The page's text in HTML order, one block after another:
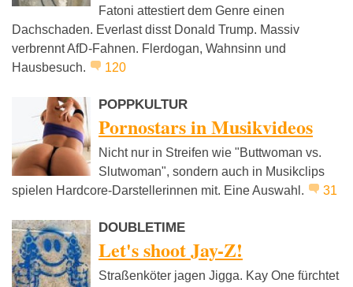
Fatoni attestiert dem Genre einen
Dachschaden. Everlast disst Donald Trump. Massiv
verbrennt AfD-Fahnen. Flerdogan, Wahnsinn und
Hausbesuch.
120
POPPKULTUR
Pornostars in Musikvideos
Nicht nur in Streifen wie "Buttwoman vs.
Slutwoman", sondern auch in Musikclips
spielen Hardcore-Darstellerinnen mit. Eine Auswahl.
31
DOUBLETIME
Let's shoot Jay-Z!
Straßenköter jagen Jigga. Kay One fürchtet